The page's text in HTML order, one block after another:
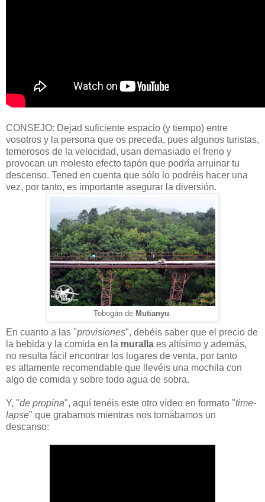
CONSEJO: Dejad suficiente espacio (y tiempo) entre
vosotros y la persona que os preceda, pues algunos turistas,
temerosos de la velocidad, usan demasiado el freno y
provocan un molesto efecto tapón que podría arruinar tu
descenso. Tened en cuenta que sólo lo podréis hacer una
vez, por tanto, es importante asegurar la diversión.
Tobogán de Mutianyu.
En cuanto a las "provisiones", debéis saber que el precio de
la bebida y la comida en la muralla es altísimo y además,
no resulta fácil encontrar los lugares de venta, por tanto
es altamente recomendable que llevéis una mochila con
algo de comida y sobre todo agua de sobra.
Y, "de propina", aquí tenéis este otro vídeo en formato "time-
lapse" que grabamos mientras nos tomábamos un
descanso: